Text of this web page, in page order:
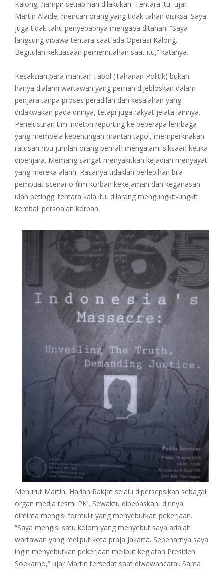
Kalong, hampir setiap hari dilakukan. Tentara itu, ujar
Martin Alaide, mencari orang yang tidak tahan disiksa. Saya
juga tidak tahu penyebabnya mengapa ditahan. “Saya
langsung dibawa tentara saat ada Operasi Kalong.
Begitulah kekuasaan pemerintahan saat itu,” katanya.
Kesaksian para mantan Tapol (Tahanan Politik) bukan
hanya dialami wartawan yang pernah dijebloskan dalam
penjara tanpa proses peradilan dan kesalahan yang
didakwakan pada dirinya, tetapi juga rakyat jelata lainnya.
Penelusuran tim indetph reporting ke beberapa lembaga
yang membela kepentingan mantan tapol, memperkirakan
ratusan ribu jumlah orang pernah mengalami siksaan ketika
dipenjara. Memang sangat menyakitkan kejadian menyayat
yang mereka alami. Rasanya tidaklah berlebihan bila
pembuat scenario film korban kekejaman dan keganasan
ulah petinggi tentara kala itu, dilarang mengungkit-ungkit
kembali persoalan korban.
Menurut Martin, Harian Rakjat selalu dipersepsikan sebagai
organ media resmi PKI. Sewaktu dibebaskan, dirinya
diminta mengisi formulir yang menyebutkan pekerjaan.
“Saya mengisi satu kolom yang menyebut saya adalah
wartawan yang meliput kota praja Jakarta. Sebenarnya saya
ingin menyebutkan pekerjaan meliput kegiatan Presiden
Soekarno,” ujar Martin tersedat saat diwawancarai. Sama